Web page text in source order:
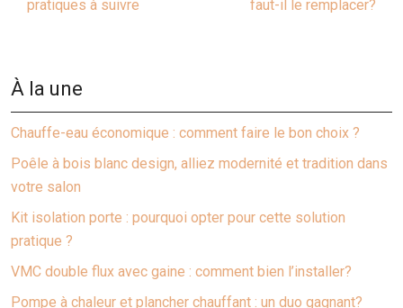
pratiques à suivre
faut-il le remplacer?
À la une
Chauffe-eau économique : comment faire le bon choix ?
Poêle à bois blanc design, alliez modernité et tradition dans
votre salon
Kit isolation porte : pourquoi opter pour cette solution
pratique ?
VMC double flux avec gaine : comment bien l’installer?
Pompe à chaleur et plancher chauffant : un duo gagnant?